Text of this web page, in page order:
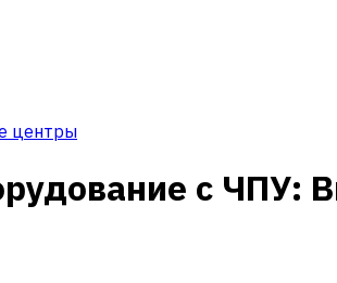
центры
с ЧПУ: